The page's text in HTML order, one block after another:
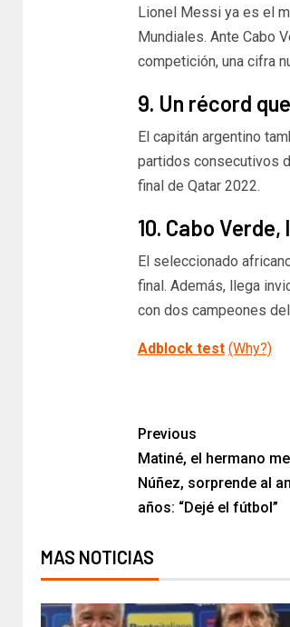
Lionel Messi ya es el
Mundiales. Ante Cabo
competición, una cifra
9. Un récord
El capitán argentino
partidos consecutivos
final de Qatar 2022.
10. Cabo
El seleccionado
final. Además, llega
con dos campeones
Adblock test (Why?)
Previous
Matiné, el hermano
Núñez, sorprende al
años: “Dejé el fútbol”
MAS NOTICIAS